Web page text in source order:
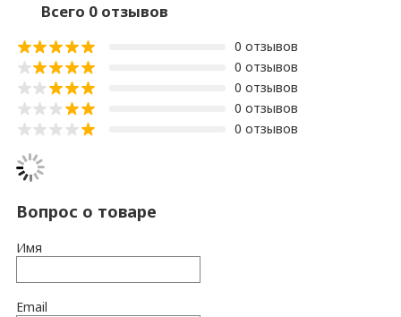
Всего 0 отзывов
0 отзывов
0 отзывов
0 отзывов
0 отзывов
0 отзывов
Вопрос о товаре
Имя
Email